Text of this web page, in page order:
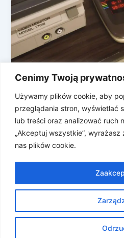
Cenimy Twoją
Używamy plików cookie, aby
przeglądania stron, wyświetlać
lub treści oraz analizować ruch
„Akceptuj wszystkie”,
nas plików cookie.
Callback 8020 – retro
antenką
Less scroll, more soul – czyli
więcej duszy. Tak swój
firma Commodore. Podczas
Prawa autorskie © 2026 Znosne
Motyw Astra